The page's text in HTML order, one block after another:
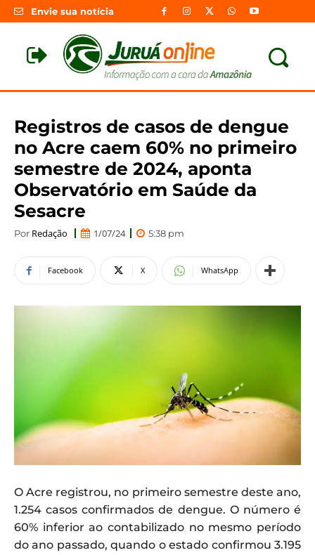
Envie sua notícia
Registros de casos de dengue
no Acre caem 60% no primeiro
semestre de 2024, aponta
Observatório em Saúde da
Sesacre
Por Redação 1/07/24 5:38 pm
Facebook X WhatsApp
O Acre registrou, no primeiro semestre deste ano,
1.254 casos confirmados de dengue. O número é
60% inferior ao contabilizado no mesmo período
do ano passado, quando o estado confirmou 3.195